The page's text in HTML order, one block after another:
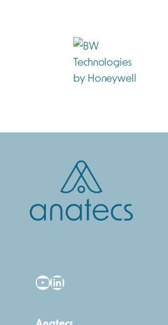
YouTube
LinkedIn